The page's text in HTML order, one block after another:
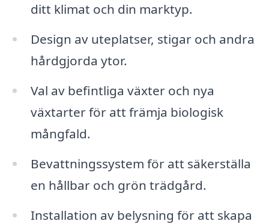
ditt klimat och din marktyp.
Design av uteplatser, stigar och andra
hårdgjorda ytor.
Val av befintliga växter och nya
växtarter för att främja biologisk
mångfald.
Bevattningssystem för att säkerställa
en hållbar och grön trädgård.
Installation av belysning för att skapa